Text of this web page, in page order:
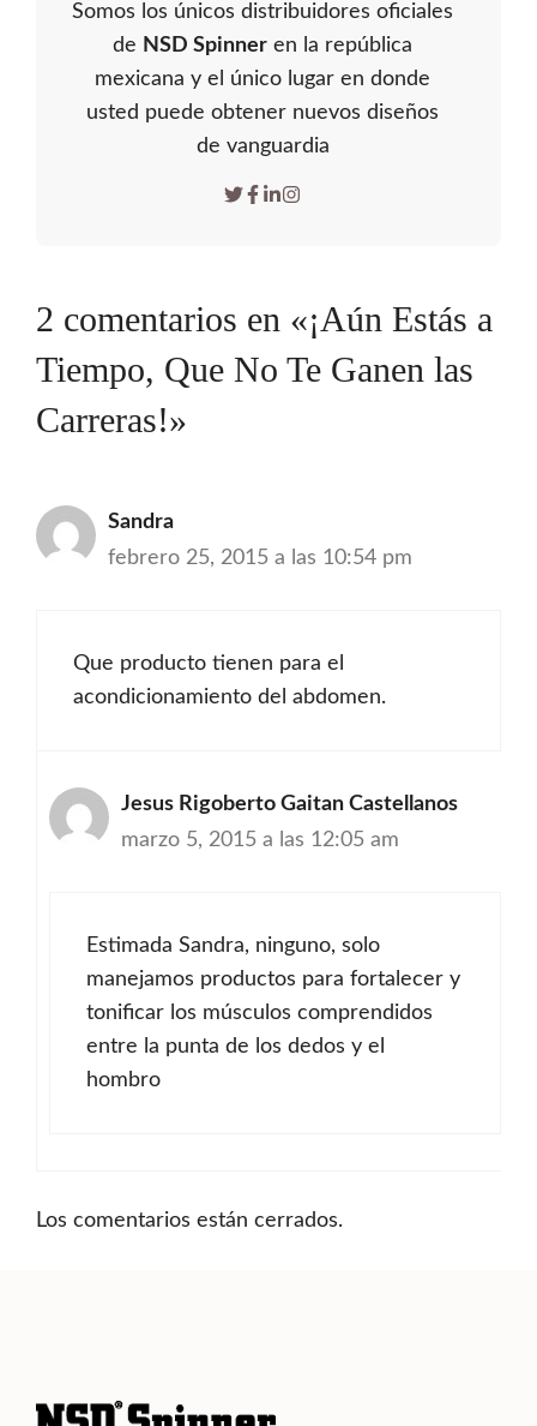
Somos los únicos distribuidores oficiales
de NSD Spinner en la república
mexicana y el único lugar en donde
usted puede obtener nuevos diseños
de vanguardia
2 comentarios en «¡Aún Estás a
Tiempo, Que No Te Ganen las
Carreras!»
Sandra
febrero 25, 2015 a las 10:54 pm
Que producto tienen para el
acondicionamiento del abdomen.
Jesus Rigoberto Gaitan Castellanos
marzo 5, 2015 a las 12:05 am
Estimada Sandra, ninguno, solo
manejamos productos para fortalecer y
tonificar los músculos comprendidos
entre la punta de los dedos y el
hombro
Los comentarios están cerrados.